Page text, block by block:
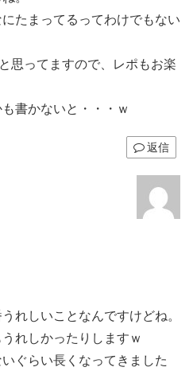
たまってるってわけでもない
思ってますので、レポもお楽
書かないと・・・ｗ
返信
れしいことなんですけどね。
れしかったりしますｗ
ぐらい長くなってきました